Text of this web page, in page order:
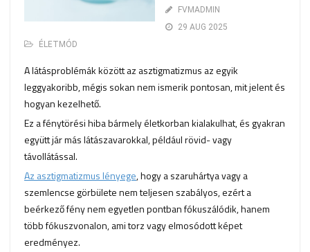
FVMADMIN
29 AUG 2025
ÉLETMÓD
A látásproblémák között az asztigmatizmus az egyik
leggyakoribb, mégis sokan nem ismerik pontosan, mit jelent és
hogyan kezelhető.
Ez a fénytörési hiba bármely életkorban kialakulhat, és gyakran
együtt jár más látászavarokkal, például rövid- vagy
távollátással.
Az asztigmatizmus lényege, hogy a szaruhártya vagy a
szemlencse görbülete nem teljesen szabályos, ezért a
beérkező fény nem egyetlen pontban fókuszálódik, hanem
több fókuszvonalon, ami torz vagy elmosódott képet
eredményez.